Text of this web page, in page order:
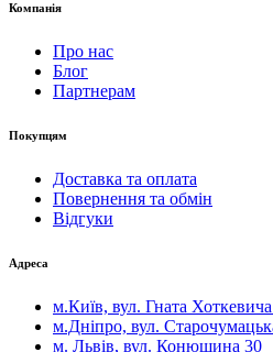
Компанія
Про нас
Блог
Партнерам
Покупцям
Доставка та оплата
Повернення та обмін
Відгуки
Адреса
м.Київ, вул. Гната
м.Дніпро, вул.
м. Львів, вул. Конюшина 30